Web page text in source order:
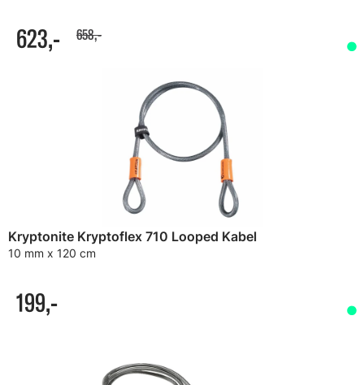
623,- 658,-
Kryptonite Kryptoflex 710 Looped Kabel
10 mm x 120 cm
199,-